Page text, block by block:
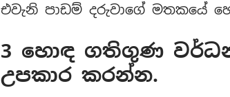
එවැනි පාඩම් දරුවාගේ මතකයේ
3 හොඳ ගතිගුණ
උපකාර කරන්න.